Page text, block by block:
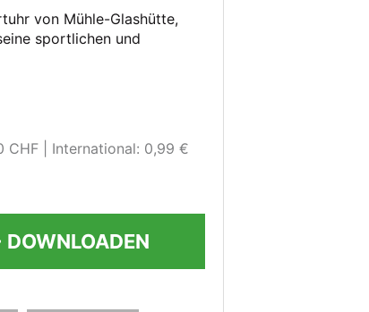
von Mühle-Glashütte,
sportlichen und
CHF International: 0,99 €